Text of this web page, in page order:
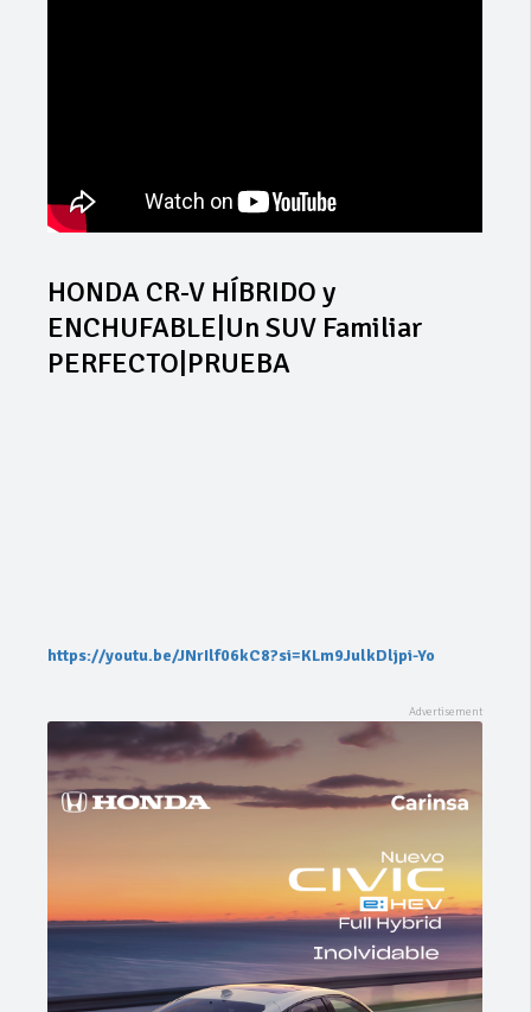
HONDA CR-V HÍBRIDO y
ENCHUFABLE|Un SUV Familiar
PERFECTO|PRUEBA
https://youtu.be/JNrIlf06kC8?si=KLm9JulkDljpi-Yo